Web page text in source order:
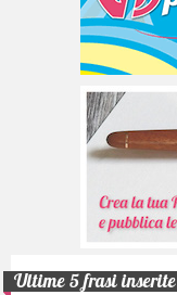
Ultime 5 frasi inserite